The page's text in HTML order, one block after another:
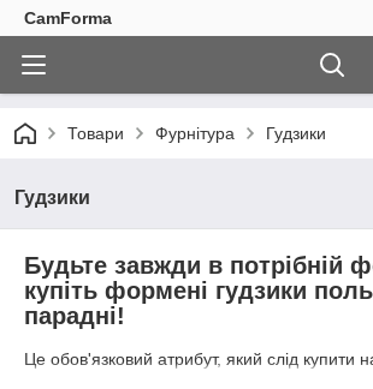
CamForma
Товари Фурнітура Гудзики
Гудзики
Будьте завжди в потрібній
купіть формені гудзики
парадні!
Це обов'язковий атрибут, який слід купити